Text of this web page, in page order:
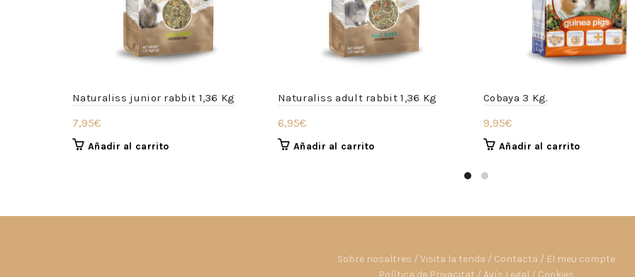
Naturaliss junior rabbit 1,36 Kg
7,95€
Añadir al carrito
Naturaliss adult rabbit 1,36 Kg
6,95€
Añadir al carrito
Cobaya 3 Kg.
9,95€
Añadir al carrito
Sobre nosaltres / Visita la tenda / Contacta / El meu compte